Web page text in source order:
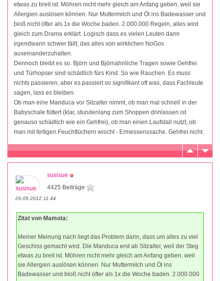
etwas zu breit ist. Möhren nicht mehr gleich am Anfang geben, weil sie
Allergien auslösen können. Nur Muttermilch und Öl ins Badewasser und
bloß nicht öfter als 1x die Woche baden. 2.000.000 Regeln, alles wird
gleich zum Drama erklärt. Logisch dass es vielen Leuten dann
irgendwann schwer fällt, das alles von wirklichen NoGos
auseinanderzuhalten.
Dennoch bleibt es so. Björn und Björnähnliche Tragen sowie Gehfrei
und Türhopser sind schädlich fürs Kind. So wie Rauchen. Es muss
nichts passieren, aber es passiert so signifikant oft was, dass Fachleute
sagen, lass es bleiben.
Ob man eine Manduca vor Sitzalter nimmt, ob man mal schnell in der
Babyschale füttert (klar, stundenlang zum Shoppen drinlassen ist
genauso schädlich wie ein Gehfrei), ob man einen Laufstall nutzt, ob
man mit fertigen Feuchttüchern wischt - Ermessenssache. Gehfrei nicht.
susisue
4425 Beiträge
29.09.2012 11:44
Zitat von Mamota:
Meiner Meinung nach liegt das Problem darin, dass um alles zu viel
Geschiss gemacht wird. Die Manduca erst ab Sitzalter, weil der Steg
etwas zu breit ist. Möhren nicht mehr gleich am Anfang geben, weil
sie Allergien auslösen können. Nur Muttermilch und Öl ins
Badewasser und bloß nicht öfter als 1x die Woche baden. 2.000.000